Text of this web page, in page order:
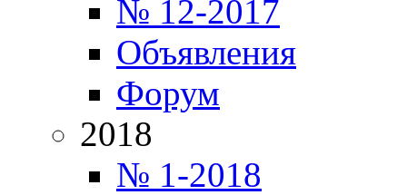
№ 12-2017
Объявления
Форум
2018
№ 1-2018